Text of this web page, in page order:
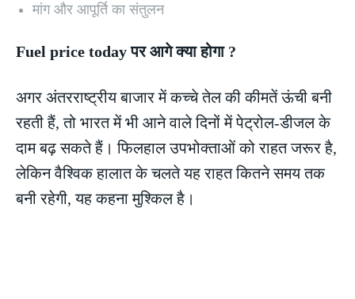
मांग और आपूर्ति का संतुलन
Fuel price today पर आगे क्या होगा ?
अगर अंतरराष्ट्रीय बाजार में कच्चे तेल की कीमतें ऊंची बनी
रहती हैं, तो भारत में भी आने वाले दिनों में पेट्रोल-डीजल के
दाम बढ़ सकते हैं। फिलहाल उपभोक्ताओं को राहत जरूर है,
लेकिन वैश्विक हालात के चलते यह राहत कितने समय तक
बनी रहेगी, यह कहना मुश्किल है।